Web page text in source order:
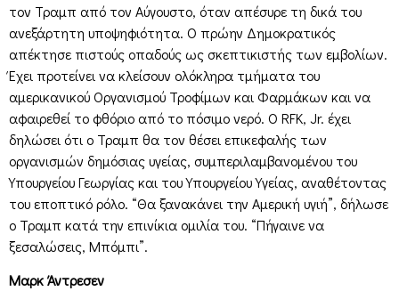
τον Τραμπ από τον Αύγουστο, όταν απέσυρε τη δικά του
ανεξάρτητη υποψηφιότητα. Ο πρώην Δημοκρατικός
απέκτησε πιστούς οπαδούς ως σκεπτικιστής των εμβολίων.
Έχει προτείνει να κλείσουν ολόκληρα τμήματα του
αμερικανικού Οργανισμού Τροφίμων και Φαρμάκων και να
αφαιρεθεί το φθόριο από το πόσιμο νερό. Ο RFK, Jr. έχει
δηλώσει ότι ο Τραμπ θα τον θέσει επικεφαλής των
οργανισμών δημόσιας υγείας, συμπεριλαμβανομένου του
Υπουργείου Γεωργίας και του Υπουργείου Υγείας, αναθέτοντας
του εποπτικό ρόλο. “Θα ξανακάνει την Αμερική υγιή”, δήλωσε
ο Τραμπ κατά την επινίκια ομιλία του. “Πήγαινε να
ξεσαλώσεις, Μπόμπι”.
Μαρκ Άντρεσεν